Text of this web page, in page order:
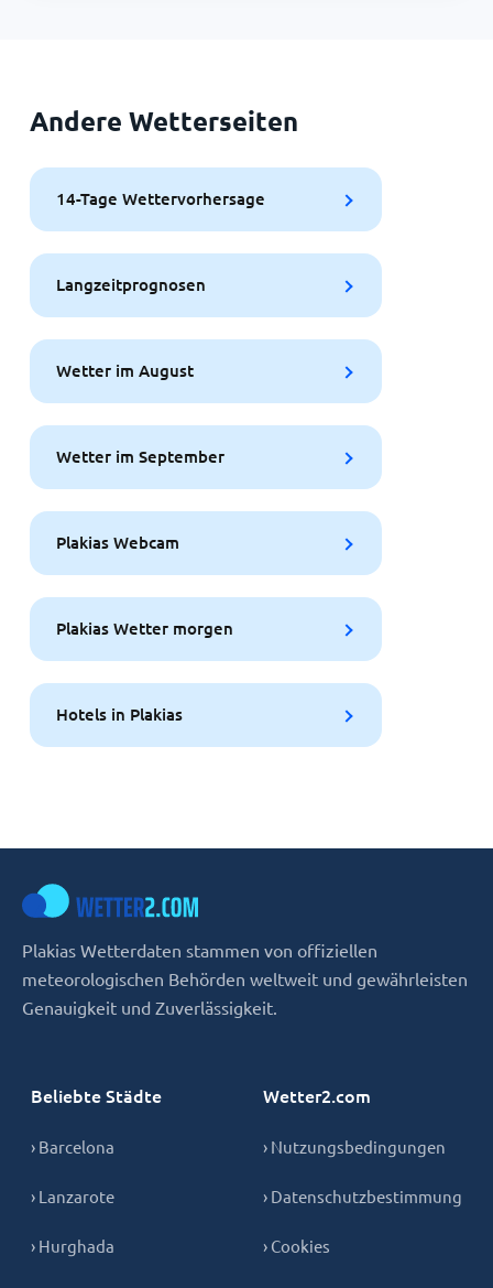
Andere Wetterseiten
14-Tage Wettervorhersage
Langzeitprognosen
Wetter im August
Wetter im September
Plakias Webcam
Plakias Wetter morgen
Hotels in Plakias
Plakias Wetterdaten stammen von offiziellen
meteorologischen Behörden weltweit und gewährleisten
Genauigkeit und Zuverlässigkeit.
Beliebte Städte
› Barcelona
› Lanzarote
› Hurghada
Wetter2.com
› Nutzungsbedingungen
› Datenschutzbestimmung
› Cookies